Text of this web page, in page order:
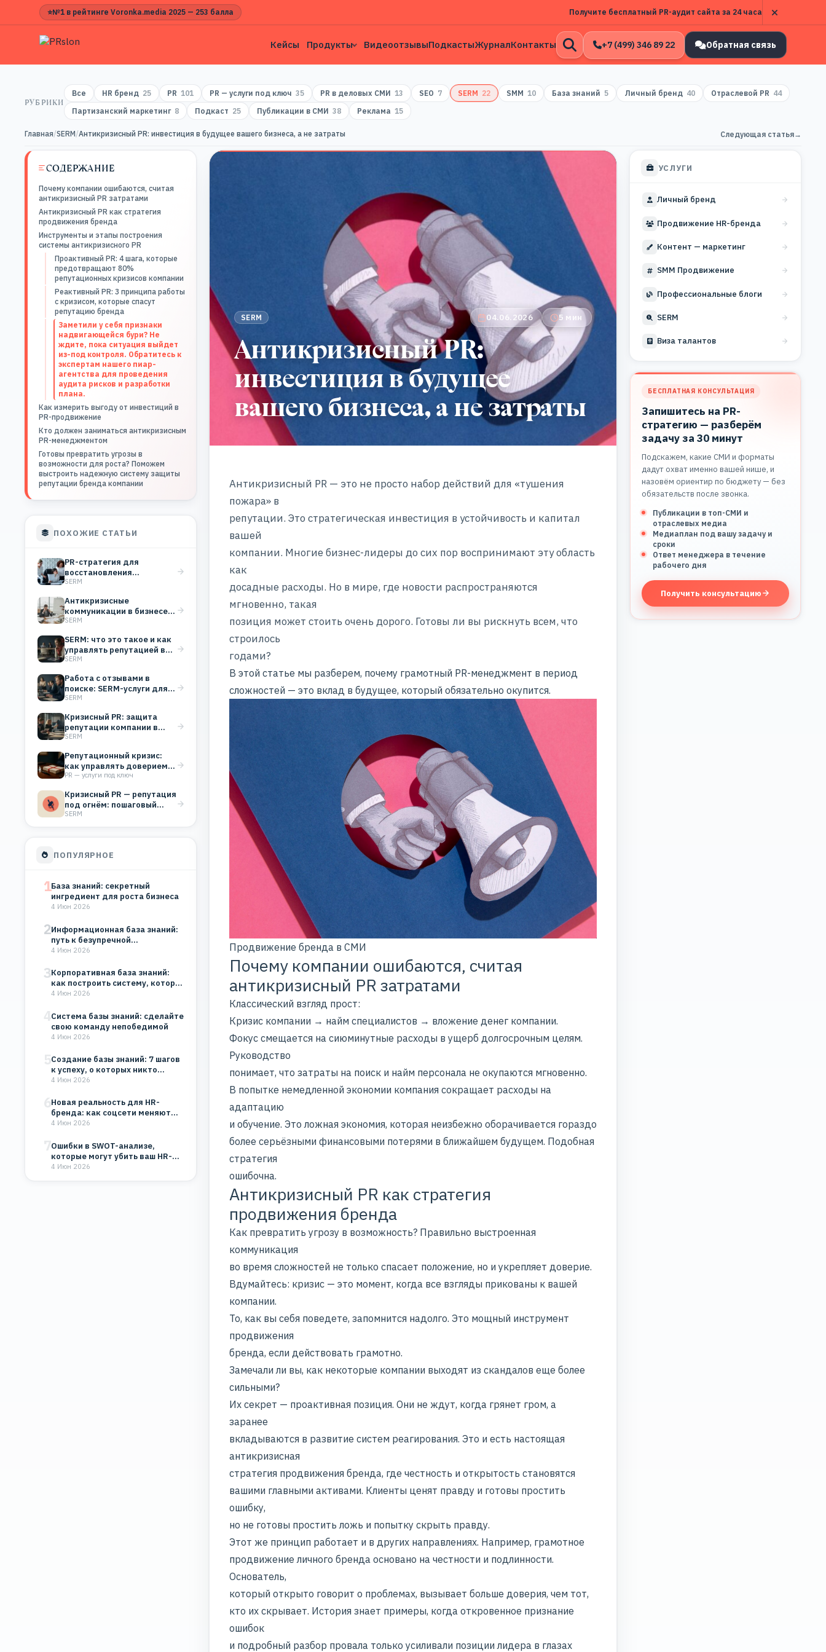
⭐№1 в рейтинге Voronka.media 2025 — 253 балла Получите бесплатный PR-аудит сайта за 24 часа
Кейсы Продукты ВидеоотзывыПодкастыЖурналКонтакты
Открыть
поиск
+7 (499) 346 89 22 Обратная связь
РУБРИКИ
Все HR бренд 25 PR 101 PR — услуги под ключ 35 PR в деловых СМИ 13 SEO 7 SERM 22 SMM 10 База знаний 5 Личный бренд 40 Отраслевой PR 44
Партизанский маркетинг 8 Подкаст 25 Публикации в СМИ 38 Реклама 15
Главная/SERM/Антикризисный PR: инвестиция в будущее вашего бизнеса, а не затраты Следующая статья→
СОДЕРЖАНИЕ
Почему компании ошибаются, считая
антикризисный PR затратами
Антикризисный PR как стратегия
продвижения бренда
Инструменты и этапы построения
системы антикризисного PR
Проактивный PR: 4 шага, которые
предотвращают 80%
репутационных кризисов компании
Реактивный PR: 3 принципа работы
с кризисом, которые спасут
репутацию бренда
Заметили у себя признаки
надвигающейся бури? Не
ждите, пока ситуация выйдет
из-под контроля. Обратитесь к
экспертам нашего пиар-
агентства для проведения
аудита рисков и разработки
плана.
Как измерить выгоду от инвестиций в
PR-продвижение
Кто должен заниматься антикризисным
PR-менеджментом
Готовы превратить угрозы в
возможности для роста? Поможем
выстроить надежную систему защиты
репутации бренда компании
ПОХОЖИЕ СТАТЬИ
PR-стратегия для
восстановления
репутации: как исправить
SERM
Антикризисные
коммуникации в бизнесе:
как защитить репутацию
SERM
SERM: что это такое и как
управлять репутацией в
поиске
SERM
Работа с отзывами в
поиске: SERM-услуги для
бизнеса
SERM
Кризисный PR: защита
репутации компании в
СМИ
SERM
Репутационный кризис:
как управлять доверием,
когда всё идёт не так
PR — услуги под ключ
Кризисный PR — репутация
под огнём: пошаговый
план от PR…
SERM
ПОПУЛЯРНОЕ
1База знаний: секретный
ингредиент для роста бизнеса
4 Июн 2026
2Информационная база знаний:
путь к безупречной
организации
4 Июн 2026
3Корпоративная база знаний:
как построить систему, которая
будет работать на…
4 Июн 2026
4Система базы знаний: сделайте
свою команду непобедимой
4 Июн 2026
5Создание базы знаний: 7 шагов
к успеху, о которых никто…
4 Июн 2026
6Новая реальность для HR-
бренда: как соцсети меняют
восприятие компании
4 Июн 2026
7Ошибки в SWOT-анализе,
которые могут убить ваш HR-
бренд и бизнес
4 Июн 2026
SERM 04.06.2026 5 мин
Антикризисный PR:
инвестиция в будущее
вашего бизнеса, а не затраты
Антикризисный PR — это не просто набор действий для «тушения
пожара» в
репутации. Это стратегическая инвестиция в устойчивость и капитал
вашей
компании. Многие бизнес-лидеры до сих пор воспринимают эту область
как
досадные расходы. Но в мире, где новости распространяются
мгновенно, такая
позиция может стоить очень дорого. Готовы ли вы рискнуть всем, что
строилось
годами?
В этой статье мы разберем, почему грамотный PR-менеджмент в период
сложностей — это вклад в будущее, который обязательно окупится.
Продвижение бренда в СМИ
Почему компании ошибаются, считая
антикризисный PR затратами
Классический взгляд прост:
Кризис компании → найм специалистов → вложение денег компании.
Фокус смещается на сиюминутные расходы в ущерб долгосрочным целям.
Руководство
понимает, что затраты на поиск и найм персонала не окупаются мгновенно.
В попытке немедленной экономии компания сокращает расходы на
адаптацию
и обучение. Это ложная экономия, которая неизбежно оборачивается гораздо
более серьёзными финансовыми потерями в ближайшем будущем. Подобная
стратегия
ошибочна.
Антикризисный PR как стратегия
продвижения бренда
Как превратить угрозу в возможность? Правильно выстроенная
коммуникация
во время сложностей не только спасает положение, но и укрепляет доверие.
Вдумайтесь: кризис — это момент, когда все взгляды прикованы к вашей
компании.
То, как вы себя поведете, запомнится надолго. Это мощный инструмент
продвижения
бренда, если действовать грамотно.
Замечали ли вы, как некоторые компании выходят из скандалов еще более
сильными?
Их секрет — проактивная позиция. Они не ждут, когда грянет гром, а
заранее
вкладываются в развитие систем реагирования. Это и есть настоящая
антикризисная
стратегия продвижения бренда, где честность и открытость становятся
вашими главными активами. Клиенты ценят правду и готовы простить
ошибку,
но не готовы простить ложь и попытку скрыть правду.
Этот же принцип работает и в других направлениях. Например, грамотное
продвижение личного бренда основано на честности и подлинности.
Основатель,
который открыто говорит о проблемах, вызывает больше доверия, чем тот,
кто их скрывает. История знает примеры, когда откровенное признание
ошибок
и подробный разбор провала только усиливали позиции лидера в глазах
УСЛУГИ
Личный бренд
Продвижение HR-бренда
Контент — маркетинг
SMM Продвижение
Профессиональные блоги
SERM
Виза талантов
БЕСПЛАТНАЯ КОНСУЛЬТАЦИЯ
Запишитесь на PR-
стратегию — разберём
задачу за 30 минут
Подскажем, какие СМИ и форматы
дадут охват именно вашей нише, и
назовём ориентир по бюджету — без
обязательств после звонка.
Публикации в топ-СМИ и
отраслевых медиа
Медиаплан под вашу задачу и
сроки
Ответ менеджера в течение
рабочего дня
Получить консультацию